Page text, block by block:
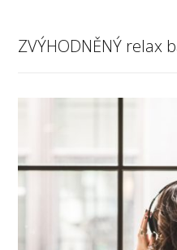
ZVÝHODNĚNÝ relax